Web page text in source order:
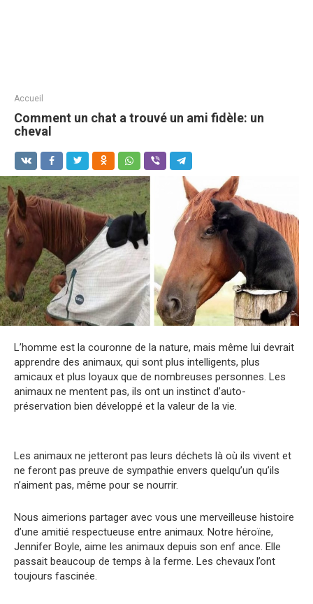
Accueil
Comment un chat a trouvé un ami fidèle: un
cheval
L’homme est la couronne de la nature, mais même lui devrait
apprendre des animaux, qui sont plus intelligents, plus
amicaux et plus loyaux que de nombreuses personnes. Les
animaux ne mentent pas, ils ont un instinct d’auto-
préservation bien développé et la valeur de la vie.
Les animaux ne jetteront pas leurs déchets là où ils vivent et
ne feront pas preuve de sympathie envers quelqu’un qu’ils
n’aiment pas, même pour se nourrir.
Nous aimerions partager avec vous une merveilleuse histoire
d’une amitié respectueuse entre animaux. Notre héroïne,
Jennifer Boyle, aime les animaux depuis son enf ance. Elle
passait beaucoup de temps à la ferme. Les chevaux l’ont
toujours fascinée.